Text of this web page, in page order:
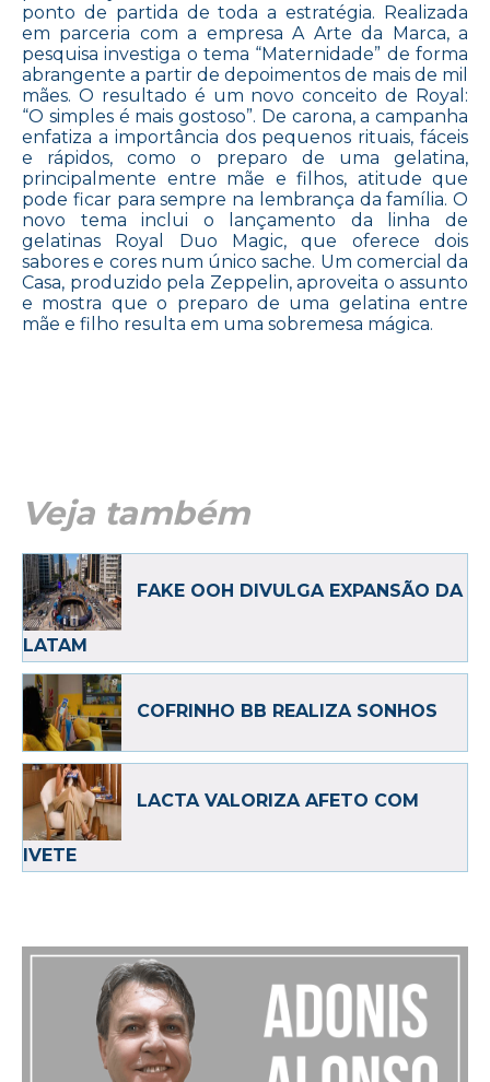
ponto de partida de toda a estratégia. Realizada
em parceria com a empresa A Arte da Marca, a
pesquisa investiga o tema “Maternidade” de forma
abrangente a partir de depoimentos de mais de mil
mães. O resultado é um novo conceito de Royal:
“O simples é mais gostoso”. De carona, a campanha
enfatiza a importância dos pequenos rituais, fáceis
e rápidos, como o preparo de uma gelatina,
principalmente entre mãe e filhos, atitude que
pode ficar para sempre na lembrança da família. O
novo tema inclui o lançamento da linha de
gelatinas Royal Duo Magic, que oferece dois
sabores e cores num único sache. Um comercial da
Casa, produzido pela Zeppelin, aproveita o assunto
e mostra que o preparo de uma gelatina entre
mãe e filho resulta em uma sobremesa mágica.
Veja também
FAKE OOH DIVULGA EXPANSÃO DA
LATAM
COFRINHO BB REALIZA SONHOS
LACTA VALORIZA AFETO COM
IVETE